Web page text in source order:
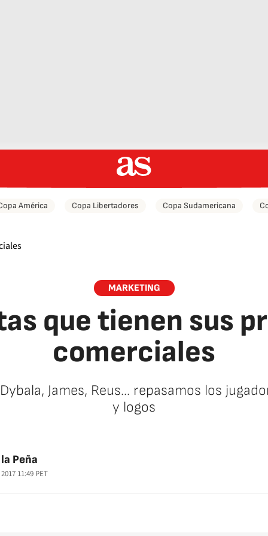
América Copa Libertadores Copa Sudamericana
MARKETING
que tienen sus
comerciales
James, Reus... repasamos los
y logos
Peña
11:49 PET